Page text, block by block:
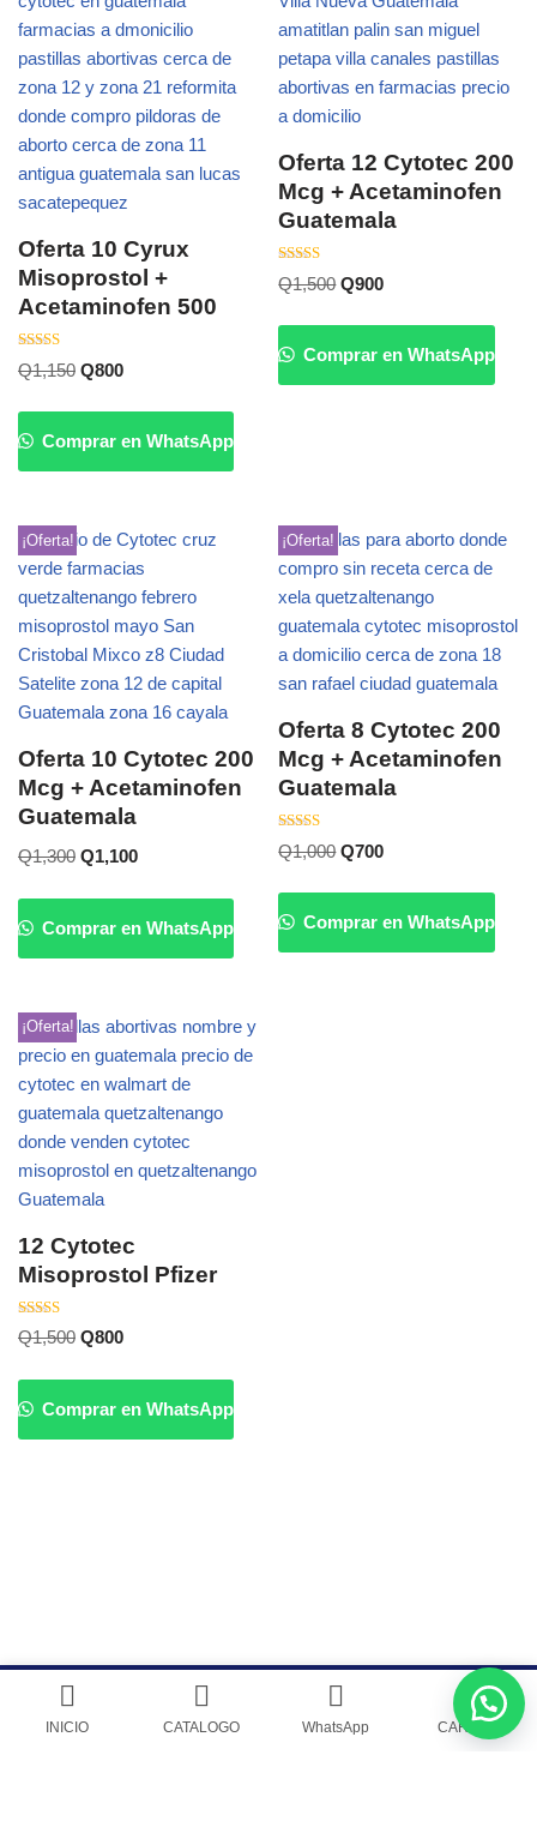
Oferta 10 Cyrux
Misoprostol +
Acetaminofen 500
Valorado
con
Q1,150 Q800
Comprar en WhatsApp
Oferta 12 Cytotec 200
Mcg + Acetaminofen
Guatemala
Valorado
con
Q1,500 Q900
Comprar en WhatsApp
¡Oferta!
Oferta 10 Cytotec 200
Mcg + Acetaminofen
Guatemala
Q1,300 Q1,100
Comprar en WhatsApp
¡Oferta!
Oferta 8 Cytotec 200
Mcg + Acetaminofen
Guatemala
Valorado
con
Q1,000 Q700
Comprar en WhatsApp
¡Oferta!
12 Cytotec
Misoprostol Pfizer
Valorado
con
Q1,500 Q800
Comprar en WhatsApp
Venta de Cytotec Misoprostol en Guatemala Guatecyto Inc.
POLITICA DE PRIVACIDAD Guatecyto
INICIO CATALOGO WhatsApp CARRITO